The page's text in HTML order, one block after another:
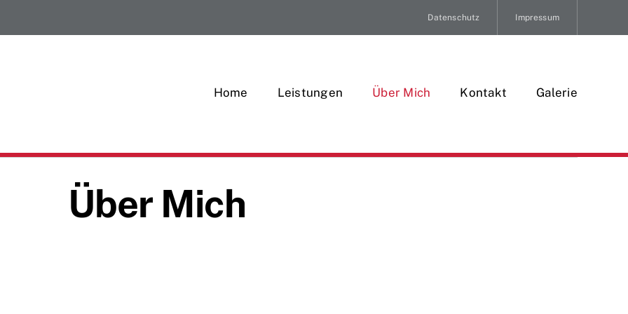
Datenschutz Impressum
Home Leistungen Über Mich Kontakt Galerie
Über Mich